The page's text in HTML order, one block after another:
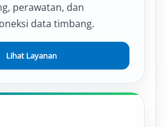
perawatan, dan
data timbang.
Lihat Layanan